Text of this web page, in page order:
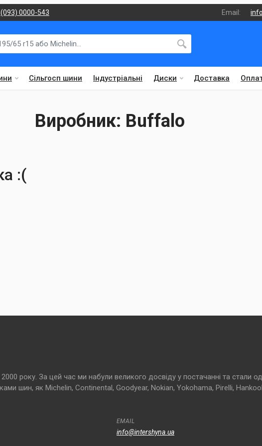
(093) 0000-543 Email:
Сільгосп шини Індустріальні Диски Доставка
Виробник: Buffalo
:(
року. За цей час ми набули великого досвіду у постачанні та стали
шин, як Michelin, Continental, Goodyear, Nokian, Yokohama, Pirelli,
EMAIL
info@intershyna.ua